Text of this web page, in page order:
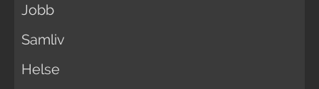
Jobb
Samliv
Helse